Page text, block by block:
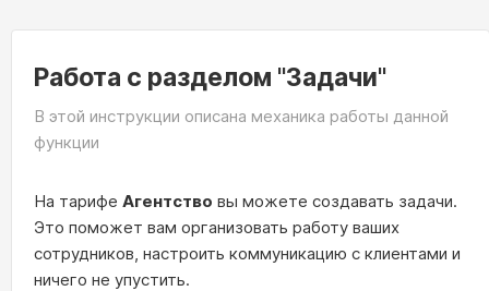
Работа с разделом "Задачи"
В этой инструкции описана механика работы данной
функции
На тарифе Агентство вы можете создавать задачи.
Это поможет вам организовать работу ваших
сотрудников, настроить коммуникацию с клиентами и
ничего не упустить.